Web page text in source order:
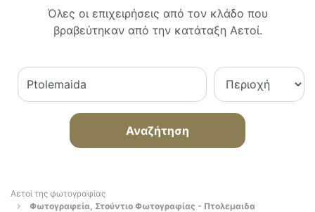
Όλες οι επιχειρήσεις από τον κλάδο που
βραβεύτηκαν από την κατάταξη Αετοί.
Αναζήτηση
Αετοί της φωτογραφίας
Φωτογραφεία, Στούντιο Φωτογραφίας - Πτολεμαιδα